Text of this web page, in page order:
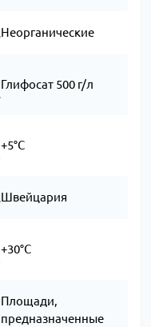
Неорганические
Глифосат 500 г/л
+5°C
Швейцария
+30°C
Площади,
предназначенные